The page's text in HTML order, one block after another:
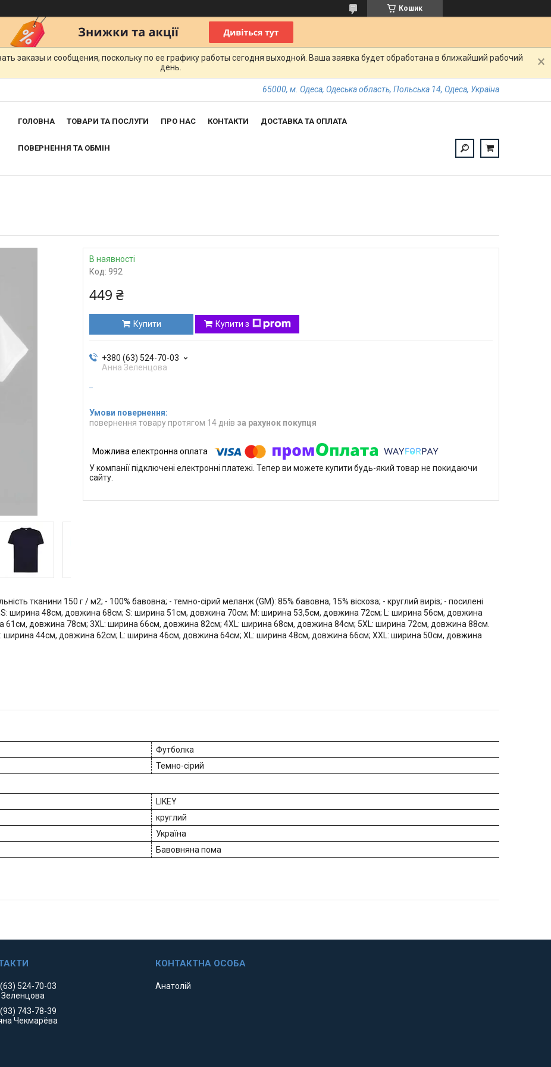
Кошик
заказы и сообщения, поскольку по ее графику работы сегодня выходной. Ваша заявка будет обработана в ближайший рабочий
день.
65000, м. Одеса, Одеська область, Польська 14, Одеса, Україна
ГОЛОВНА ТОВАРИ ТА ПОСЛУГИ ПРО НАС КОНТАКТИ ДОСТАВКА ТА ОПЛАТА
ПОВЕРНЕННЯ ТА ОБМІН
В наявності
Код: 992
449 ₴
Купити Купити з
+380 (63) 524-70-03
Анна Зеленцова
повернення товару протягом 14 днів за рахунок покупця
У компанії підключені електронні платежі. Тепер ви можете купити будь-який товар не покидаючи
сайту.
тканини 150 г / м2; - 100% бавовна; - темно-сірий меланж (GM): 85% бавовна, 15% віскоза; - круглий виріз; - посилені
XS: ширина 48см, довжина 68см; S: ширина 51см, довжина 70см; M: ширина 53,5см, довжина 72см; L: ширина 56см, довжина
61см, довжина 78см; 3XL: ширина 66см, довжина 82см; 4XL: ширина 68см, довжина 84см; 5XL: ширина 72см, довжина 88см.
ширина 44см, довжина 62см; L: ширина 46см, довжина 64см; XL: ширина 48см, довжина 66см; XXL: ширина 50см, довжина
Футболка
Темно-сірий
LIKEY
круглий
Україна
Бавовняна пома
524-70-03
743-78-39
Чекмарёва
Анатолій